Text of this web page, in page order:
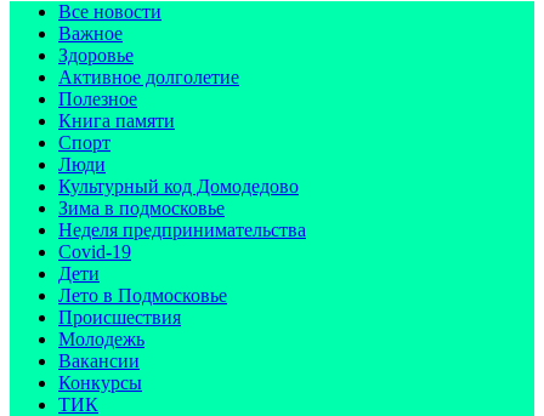
Все новости
Важное
Здоровье
Активное долголетие
Полезное
Книга памяти
Спорт
Люди
Культурный код Домодедово
Зима в подмосковье
Неделя предпринимательства
Covid-19
Дети
Лето в Подмосковье
Происшествия
Молодежь
Вакансии
Конкурсы
ТИК